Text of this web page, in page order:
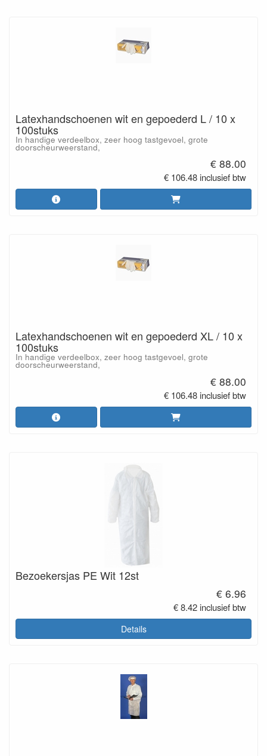
Latexhandschoenen wit en gepoederd L / 10 x
100stuks
In handige verdeelbox, zeer hoog tastgevoel, grote
doorscheurweerstand,
€ 88.00
€ 106.48 inclusief btw
Latexhandschoenen wit en gepoederd XL / 10 x
100stuks
In handige verdeelbox, zeer hoog tastgevoel, grote
doorscheurweerstand,
€ 88.00
€ 106.48 inclusief btw
Bezoekersjas PE Wit 12st
€ 6.96
€ 8.42 inclusief btw
Details